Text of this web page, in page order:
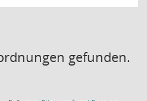
gefunden.